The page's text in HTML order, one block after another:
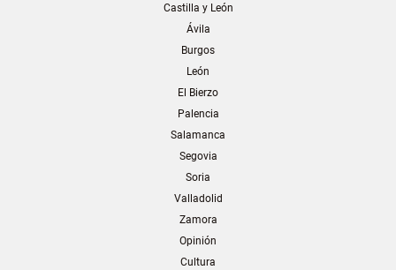
Castilla y León
Ávila
Burgos
León
El Bierzo
Palencia
Salamanca
Segovia
Soria
Valladolid
Zamora
Opinión
Cultura